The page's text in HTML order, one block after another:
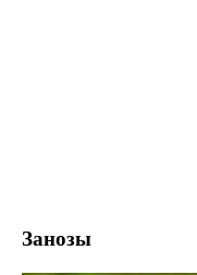
Занозы